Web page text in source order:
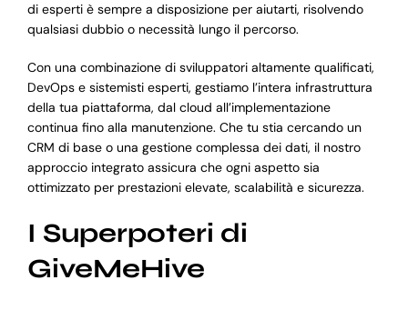
di esperti è sempre a disposizione per aiutarti, risolvendo
qualsiasi dubbio o necessità lungo il percorso.
Con una combinazione di sviluppatori altamente qualificati,
DevOps e sistemisti esperti, gestiamo l’intera infrastruttura
della tua piattaforma, dal cloud all’implementazione
continua fino alla manutenzione. Che tu stia cercando un
CRM di base o una gestione complessa dei dati, il nostro
approccio integrato assicura che ogni aspetto sia
ottimizzato per prestazioni elevate, scalabilità e sicurezza.
I Superpoteri di
GiveMeHive